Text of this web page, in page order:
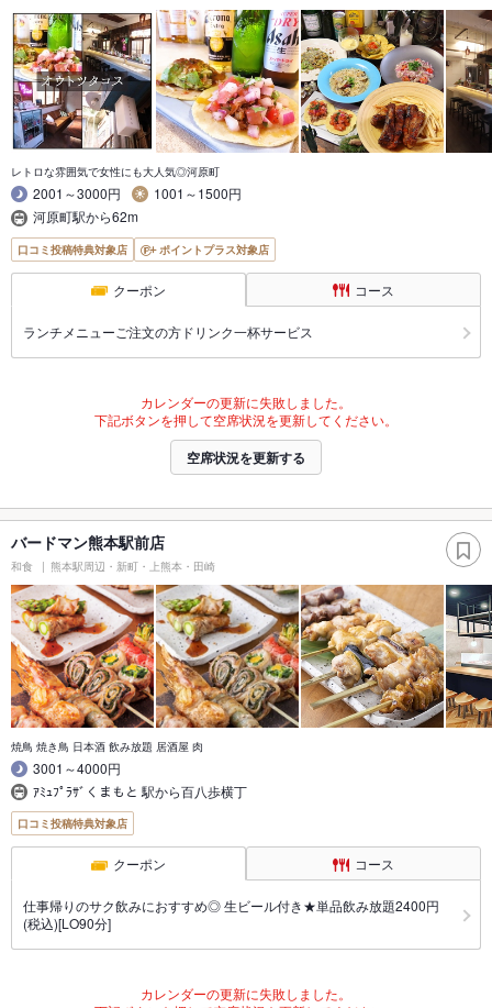
レトロな雰囲気で女性にも大人気◎河原町
2001～3000円
1001～1500円
河原町駅から62m
口コミ投稿特典対象店 ポイントプラス対象店
クーポン コース
ランチメニューご注文の方ドリンク一杯サービス
カレンダーの更新に失敗しました。
下記ボタンを押して空席状況を更新してください。
空席状況を更新する
バードマン熊本駅前店
和食 熊本駅周辺・新町・上熊本・田崎
焼鳥 焼き鳥 日本酒 飲み放題 居酒屋 肉
3001～4000円
ｱﾐｭﾌﾟﾗｻﾞくまもと 駅から百八歩横丁
口コミ投稿特典対象店
クーポン コース
仕事帰りのサク飲みにおすすめ◎ 生ビール付き★単品飲み放題2400円
(税込)[LO90分]
カレンダーの更新に失敗しました。